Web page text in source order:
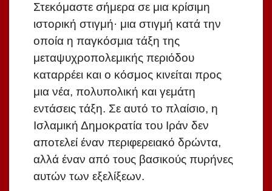
Στεκόμαστε σήμερα σε μια κρίσιμη
ιστορική στιγμή· μια στιγμή κατά την
οποία η παγκόσμια τάξη της
μεταψυχροπολεμικής περιόδου
καταρρέει και ο κόσμος κινείται προς
μια νέα, πολυπολική και γεμάτη
εντάσεις τάξη. Σε αυτό το πλαίσιο, η
Ισλαμική Δημοκρατία του Ιράν δεν
αποτελεί έναν περιφερειακό δρώντα,
αλλά έναν από τους βασικούς πυρήνες
αυτών των εξελίξεων.